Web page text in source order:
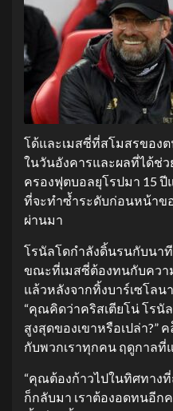
โด้และเมสซี่ที่สโมสรของต
ในวันอังคารและผลที่ได้ช่ว
ครองฟุตบอลยุโรปมา 15
ที่จะทำซ้ำระดับก่อนหน้าข
ผ่านมา
โรนัลโดกำลังดิ้นรนกับนา
ขณะที่เมสซี่ต้องทนกับควา
แล้วหลังจากทิ้งบาร์เซโล
“คุณคิดว่าคริสเตียโน่ โร
สูงสุดของเขาหรือเปล่า?”
กับพวกเราทุกคน ฤดูกาลที่
“คุณต้องก้าวไปในทิศทาง
ก็กลับมา เราต้องอดทนอีก